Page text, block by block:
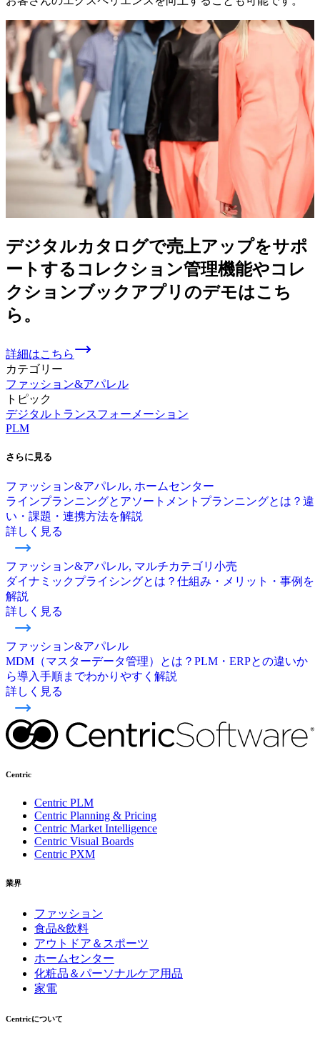
デジタルカタログで売上アップをサポ
ートする コレクション管理機能やコレ
クションブックアプリのデモはこち
ら。
詳細はこちら
カテゴリー
ファッション&アパレル
トピック
デジタルトランスフォーメーション
PLM
さらに見る
ファッション&アパレル, ホームセンター
ラインプランニングとアソートメントプランニングとは？違
い・課題・連携方法を解説
詳しく見る
ファッション&アパレル, マルチカテゴリ小売
ダイナミックプライシングとは？仕組み・メリット・事例を
解説
詳しく見る
ファッション&アパレル
MDM（マスターデータ管理）とは？PLM・ERPとの違いか
ら導入手順までわかりやすく解説
詳しく見る
Centric
Centric PLM
Centric Planning & Pricing
Centric Market Intelligence
Centric Visual Boards
Centric PXM
業界
ファッション
食品&飲料
アウトドア＆スポーツ
ホームセンター
化粧品＆パーソナルケア用品
家電
Centricについて